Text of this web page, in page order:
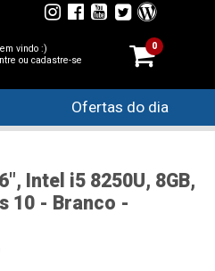
vindo :)
ou cadastre-se
0
Ofertas do dia
Intel i5 8250U, 8GB,
10 - Branco -